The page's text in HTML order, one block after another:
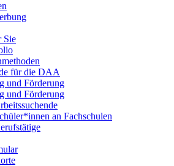
Sie
für die DAA
und Förderung
und Förderung
an Fachschulen